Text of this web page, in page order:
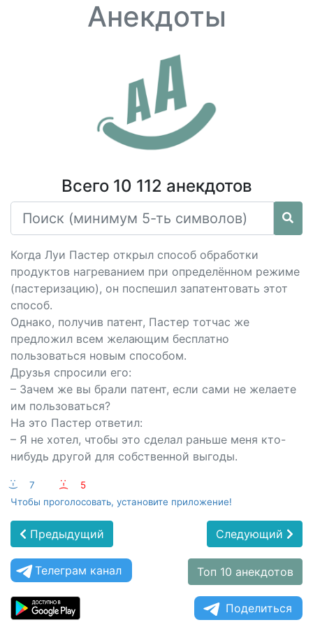
Анекдоты
Всего 10 112 анекдотов
Когда Луи Пастер открыл способ обработки
продуктов нагреванием при определённом режиме
(пастеризацию), он поспешил запатентовать этот
способ.
Однако, получив патент, Пастер тотчас же
предложил всем желающим бесплатно
пользоваться новым способом.
Друзья спросили его:
– Зачем же вы брали патент, если сами не желаете
им пользоваться?
На это Пастер ответил:
– Я не хотел, чтобы это сделал раньше меня кто-
нибудь другой для собственной выгоды.
:-) 7 :-(
5
Чтобы проголосовать, установите приложение!
Предыдущий Следующий
Телеграм канал Топ 10 анекдотов
Поделиться